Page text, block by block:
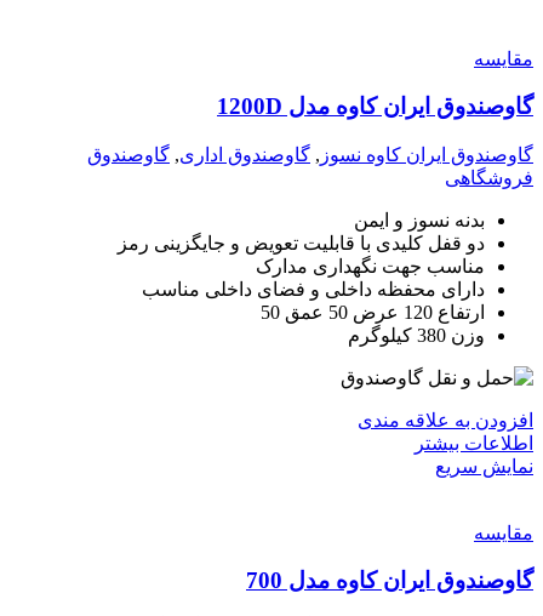
مقايسه
گاوصندوق ایران کاوه مدل 1200D
گاوصندوق ایران کاوه نسوز , گاوصندوق اداری, گاوصندوق
فروشگاهی
بدنه نسوز و ایمن
دو قفل کلیدی با قابلیت تعویض و جایگزینی رمز
مناسب جهت نگهداری مدارک
دارای محفظه داخلی و فضای داخلی مناسب
ارتفاع 120 عرض 50 عمق 50
وزن 380 کیلوگرم
افزودن به علاقه مندی
اطلاعات بیشتر
نمایش سریع
مقايسه
گاوصندوق ایران کاوه مدل 700